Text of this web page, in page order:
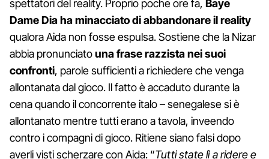
spettatori del reality. Proprio poche ore fa, Baye
Dame Dia ha minacciato di abbandonare il reality
qualora Aida non fosse espulsa. Sostiene che la Nizar
abbia pronunciatouna frase razzista nei suoi
confronti, parole sufficienti a richiedere che venga
allontanata dal gioco. Il fatto è accaduto durante la
cena quando il concorrente italo – senegalese si è
allontanato mentre tutti erano a tavola, inveendo
contro i compagni di gioco. Ritiene siano falsi dopo
averli visti scherzare con Aida: “Tutti state lì a ridere e